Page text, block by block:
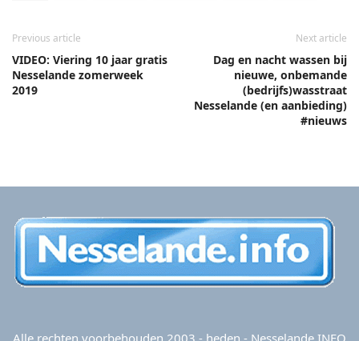
Previous article
VIDEO: Viering 10 jaar gratis
Nesselande zomerweek
2019
Next article
Dag en nacht wassen bij
nieuwe, onbemande
(bedrijfs)wasstraat
Nesselande (en aanbieding)
#nieuws